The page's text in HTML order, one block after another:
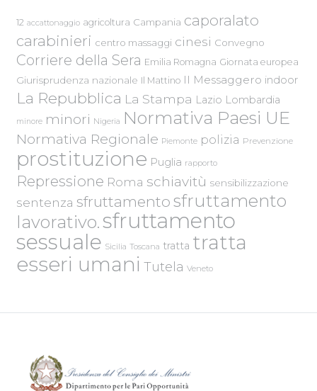
12 accattonaggio agricoltura Campania caporalato
carabinieri centro massaggi cinesi Convegno
Corriere della Sera Emilia Romagna Giornata europea
Giurisprudenza nazionale Il Mattino Il Messaggero indoor
La Repubblica La Stampa Lazio Lombardia
minore minori Nigeria Normativa Paesi UE
Normativa Regionale Piemonte polizia Prevenzione
prostituzione Puglia rapporto
Repressione Roma schiavitù sensibilizzazione
sentenza sfruttamento sfruttamento
lavorativo.sfruttamento
sessuale Sicilia Toscana tratta tratta
esseri umani Tutela Veneto